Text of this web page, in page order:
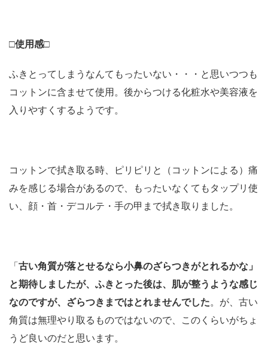
□使用感□
ふきとってしまうなんてもったいない・・・と思いつつも
コットンに含ませて使用。後からつける化粧水や美容液を
入りやすくするようです。
コットンで拭き取る時、ピリピリと（コットンによる）痛
みを感じる場合があるので、もったいなくてもタップリ使
い、顔・首・デコルテ・手の甲まで拭き取りました。
「 古い角質が落とせるなら小鼻のざらつきがとれるかな」
と期待しましたが、ふきとった後は、肌が整うような感じ
なのですが、ざらつきまではとれませんでした。が、古い
角質は無理やり取るものではないので、このくらいがちょ
うど良いのだと思います。